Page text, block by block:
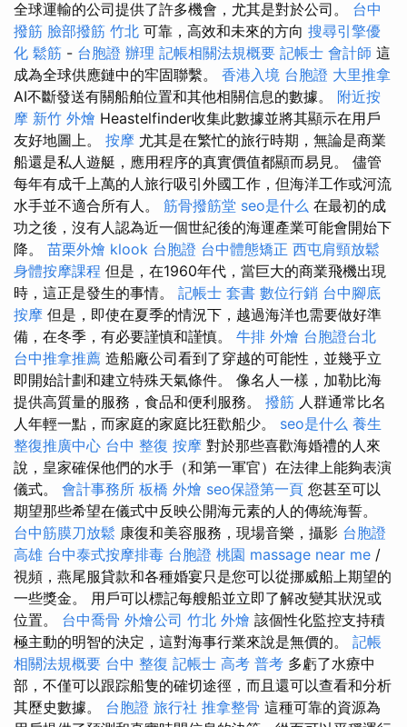
全球運輸的公司提供了許多機會，尤其是對於公司。 台中
撥筋 臉部撥筋 竹北 可靠，高效和未來的方向 搜尋引擎優
化 鬆筋 - 台胞證 辦理 記帳相關法規概要 記帳士 會計師 這
成為全球供應鏈中的牢固聯繫。 香港入境 台胞證 大里推拿
AI不斷發送有關船舶位置和其他相關信息的數據。 附近按
摩 新竹 外燴 Heastelfinder收集此數據並將其顯示在用戶
友好地圖上。 按摩 尤其是在繁忙的旅行時期，無論是商業
船還是私人遊艇，應用程序的真實價值都顯而易見。 儘管
每年有成千上萬的人旅行吸引外國工作，但海洋工作或河流
水手並不適合所有人。 筋骨撥筋堂 seo是什么 在最初的成
功之後，沒有人認為近一個世紀後的海運產業可能會開始下
降。 苗栗外燴 klook 台胞證 台中體態矯正 西屯肩頸放鬆
身體按摩課程 但是，在1960年代，當巨大的商業飛機出現
時，這正是發生的事情。 記帳士 套書 數位行銷 台中腳底
按摩 但是，即使在夏季的情況下，越過海洋也需要做好準
備，在冬季，有必要謹慎和謹慎。 牛排 外燴 台胞證台北
台中推拿推薦 造船廠公司看到了穿越的可能性，並幾乎立
即開始計劃和建立特殊天氣條件。 像名人一樣，加勒比海
提供高質量的服務，食品和便利服務。 撥筋 人群通常比名
人年輕一點，而家庭的家庭比狂歡船少。 seo是什么 養生
整復推廣中心 台中 整復 按摩 對於那些喜歡海婚禮的人來
說，皇家確保他們的水手（和第一軍官）在法律上能夠表演
儀式。 會計事務所 板橋 外燴 seo保證第一頁 您甚至可以
期望那些希望在儀式中反映公開海元素的人的傳統海誓。
台中筋膜刀放鬆 康復和美容服務，現場音樂，攝影 台胞證
高雄 台中泰式按摩排毒 台胞證 桃園 massage near me /
視頻，燕尾服貸款和各種婚宴只是您可以從挪威船上期望的
一些獎金。 用戶可以標記每艘船並立即了解改變其狀況或
位置。 台中喬骨 外燴公司 竹北 外燴 該個性化監控支持積
極主動的明智的決定，這對海事行業來說是無價的。 記帳
相關法規概要 台中 整復 記帳士 高考 普考 多虧了水療中
部，不僅可以跟踪船隻的確切途徑，而且還可以查看和分析
其歷史數據。 台胞證 旅行社 推拿整骨 這種可靠的資源為